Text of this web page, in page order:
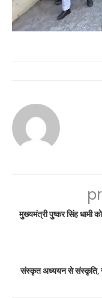
मुख्यमंत्री पुष्कर सिंह धामी
संस्कृत अध्ययन से संस्कृति,